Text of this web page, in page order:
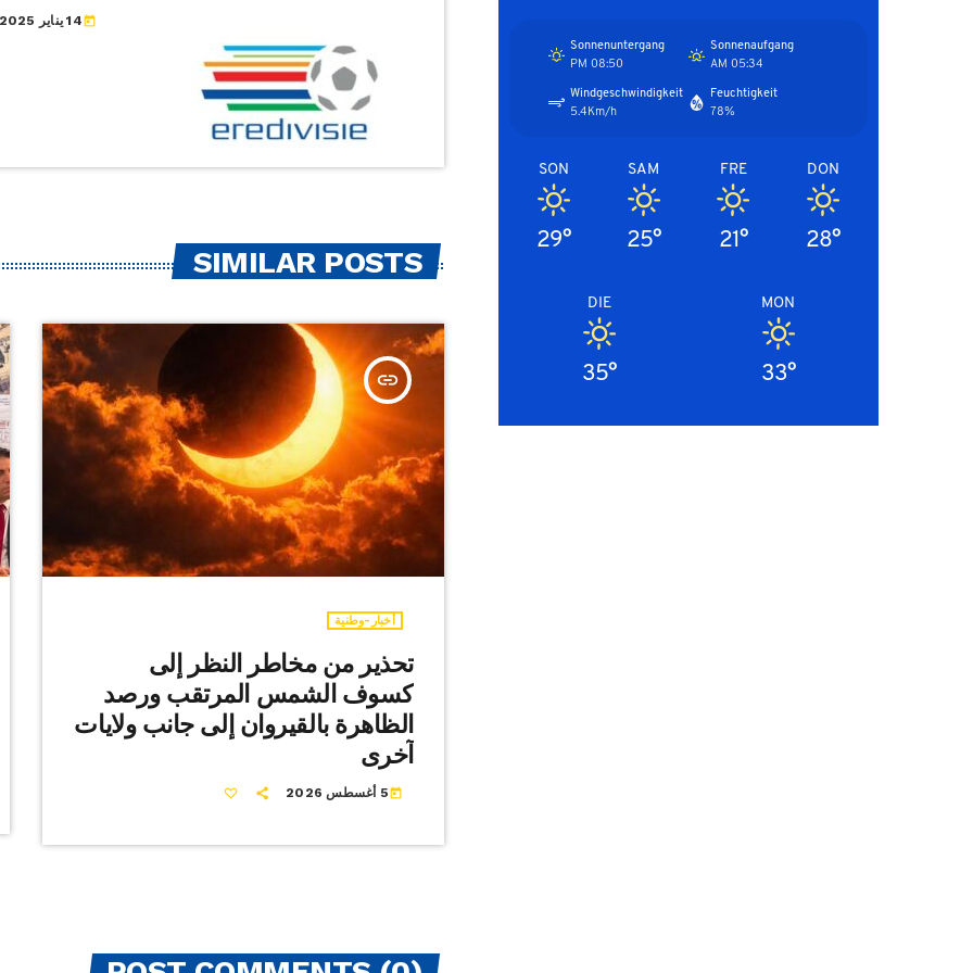
today14 يناير 2025
SIMILAR POSTS
insert_link
أخبار-وطنية
تحذير من مخاطر النظر إلى
كسوف الشمس المرتقب ورصد
الظاهرة بالقيروان إلى جانب ولايات
آخرى
today 5 أغسطس 2026
Sonnenaufgang
05:34 AM
Sonnenuntergang
08:50 PM
Feuchtigkeit
78%
Windgeschwindigkeit
5.4Km/h
DON
28°
FRE
21°
SAM
25°
SON
29°
MON
33°
DIE
35°